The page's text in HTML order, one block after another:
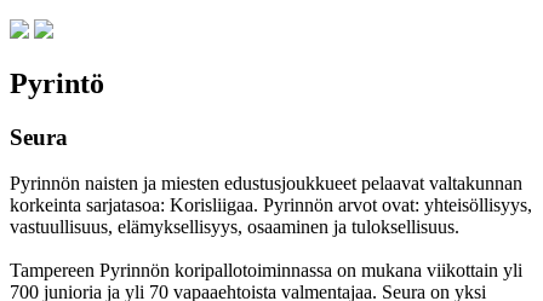
Pyrintö
Seura
Pyrinnön naisten ja miesten edustusjoukkueet pelaavat valtakunnan
korkeinta sarjatasoa: Korisliigaa. Pyrinnön arvot ovat: yhteisöl­lisyys,
vastuul­lisuus, elämyk­sellisyys, osaaminen ja tulok­sellisuus.
Tampereen Pyrinnön kori­pallo­toimin­nassa on mukana viikottain yli
700 junioria ja yli 70 vapaa­ehtoista valmen­tajaa. Seura on yksi